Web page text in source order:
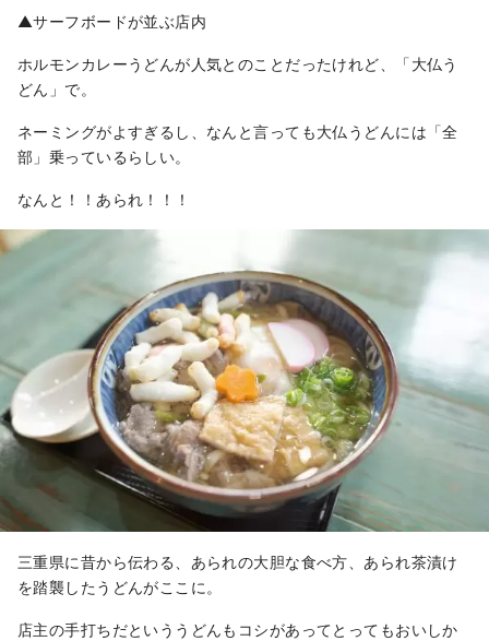
▲サーフボードが並ぶ店内
ホルモンカレーうどんが人気とのことだったけれど、「大仏う
どん」で。
ネーミングがよすぎるし、なんと言っても大仏うどんには「全
部」乗っているらしい。
なんと！！あられ！！！
三重県に昔から伝わる、あられの大胆な食べ方、あられ茶漬け
を踏襲したうどんがここに。
店主の手打ちだといううどんもコシがあってとってもおいしか